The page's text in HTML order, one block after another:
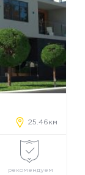
25.46км
рекомендуем